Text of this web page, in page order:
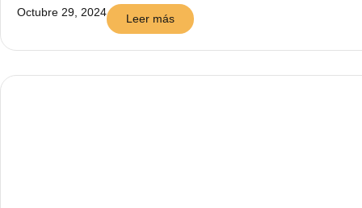
Octubre 29, 2024 Leer más